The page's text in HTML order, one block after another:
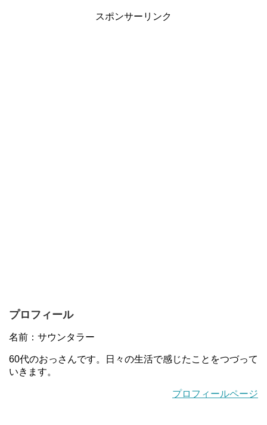
スポンサーリンク
プロフィール
名前：サウンタラー
60代のおっさんです。日々の生活で感じたことをつづって
いきます。
プロフィールページ